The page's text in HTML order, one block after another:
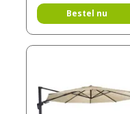
Bestel nu